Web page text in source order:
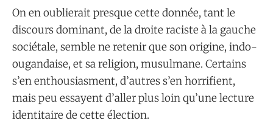
On en oublierait presque cette donnée, tant le
discours dominant, de la droite raciste à la gauche
sociétale, semble ne retenir que son origine, indo-
ougandaise, et sa religion, musulmane. Certains
s’en enthousiasment, d’autres s’en horrifient,
mais peu essayent d’aller plus loin qu’une lecture
identitaire de cette élection.